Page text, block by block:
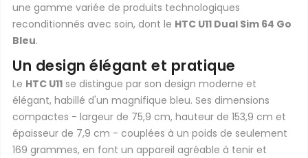
une gamme variée de produits technologiques
reconditionnés avec soin, dont le HTC U11 Dual Sim 64 Go
Bleu.
Un design élégant et pratique
Le HTC U11 se distingue par son design moderne et
élégant, habillé d'un magnifique bleu. Ses dimensions
compactes - largeur de 75,9 cm, hauteur de 153,9 cm et
épaisseur de 7,9 cm - couplées à un poids de seulement
169 grammes, en font un appareil agréable à tenir et